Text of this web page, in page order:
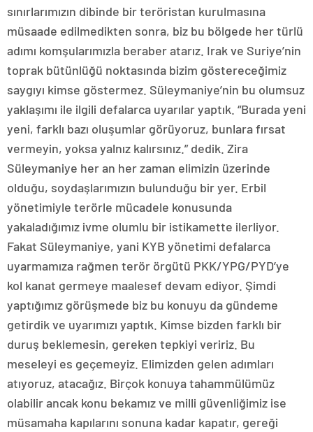
sınırlarımızın dibinde bir teröristan kurulmasına
müsaade edilmedikten sonra, biz bu bölgede her türlü
adımı komşularımızla beraber atarız. Irak ve Suriye’nin
toprak bütünlüğü noktasında bizim göstereceğimiz
saygıyı kimse göstermez. Süleymaniye’nin bu olumsuz
yaklaşımı ile ilgili defalarca uyarılar yaptık. “Burada yeni
yeni, farklı bazı oluşumlar görüyoruz, bunlara fırsat
vermeyin, yoksa yalnız kalırsınız.” dedik. Zira
Süleymaniye her an her zaman elimizin üzerinde
olduğu, soydaşlarımızın bulunduğu bir yer. Erbil
yönetimiyle terörle mücadele konusunda
yakaladığımız ivme olumlu bir istikamette ilerliyor.
Fakat Süleymaniye, yani KYB yönetimi defalarca
uyarmamıza rağmen terör örgütü PKK/YPG/PYD’ye
kol kanat germeye maalesef devam ediyor. Şimdi
yaptığımız görüşmede biz bu konuyu da gündeme
getirdik ve uyarımızı yaptık. Kimse bizden farklı bir
duruş beklemesin, gereken tepkiyi veririz. Bu
meseleyi es geçemeyiz. Elimizden gelen adımları
atıyoruz, atacağız. Birçok konuya tahammülümüz
olabilir ancak konu bekamız ve milli güvenliğimiz ise
müsamaha kapılarını sonuna kadar kapatır, gereği